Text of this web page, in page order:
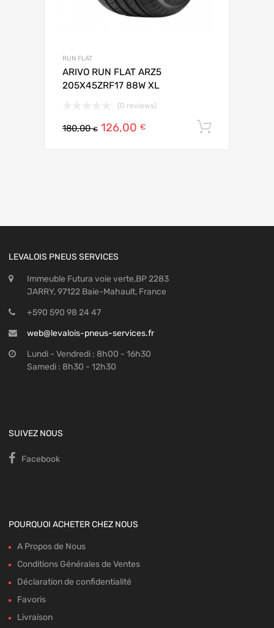
RUN FLAT
ARIVO RUN FLAT ARZ5
205X45ZRF17 88W XL
(0 reviews)
180,00€ 126,00 €
LEVALOIS PNEUS SERVICES
Immeuble Futura voie verte,BP 2283
JARRY, 97122 Baie-Mahault, France
+590 590 98 24 47
web@levalois-pneus-services.fr
Lundi - Vendredi : 8h00 - 16h30
Samedi : 8h30 - 12h30
SUIVEZ NOUS
Facebook
POURQUOI ACHETER CHEZ NOUS
A Propos de Nous
Conditions Générales de Ventes
Déclaration de confidentialité
Favoris
Livraison